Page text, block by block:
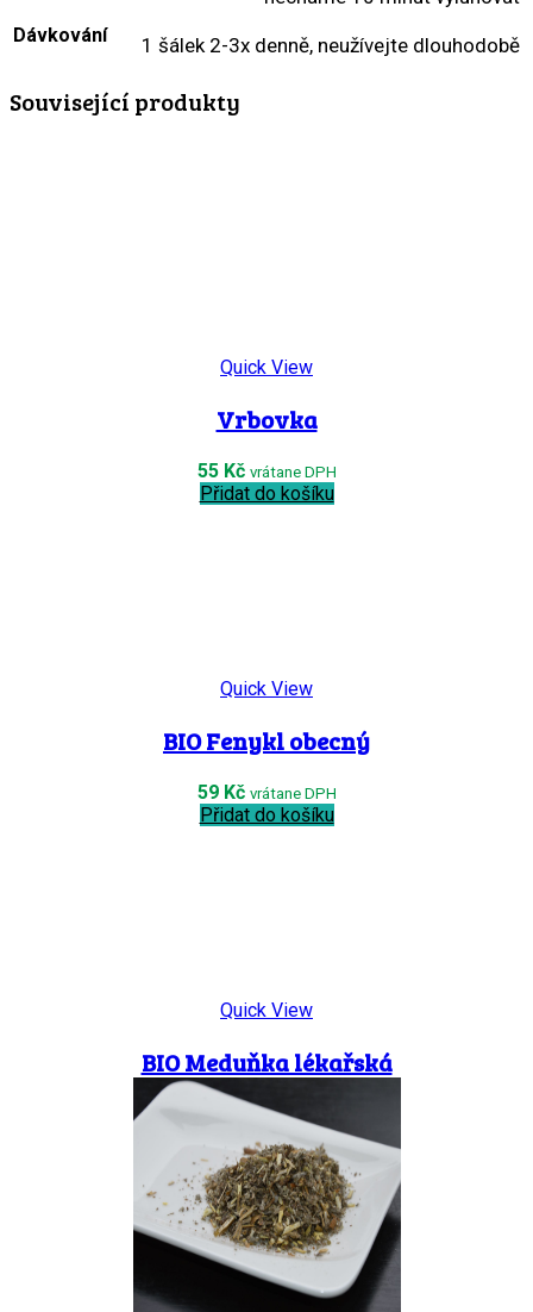
Dávkování 1 šálek 2-3x denně, neužívejte dlouhodobě
Související produkty
Quick View
Vrbovka
55 Kč vrátane DPH
Přidat do košíku
Quick View
BIO Fenykl obecný
59 Kč vrátane DPH
Přidat do košíku
Quick View
BIO Meduňka lékařská
59 vrátane DPH
Přidat do košíku